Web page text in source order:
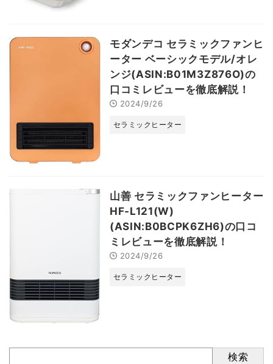
モダンデコ セラミックファンヒ
ーター ベーシックモデル/オレ
ンジ(ASIN:B01M3Z876O)の
口コミレビューを徹底解説！
2024/9/26
セラミックヒーター
山善 セラミックファンヒーター
HF-L121(W)
(ASIN:B0BCPK6ZH6)の口コ
ミレビューを徹底解説！
2024/9/26
セラミックヒーター
検索